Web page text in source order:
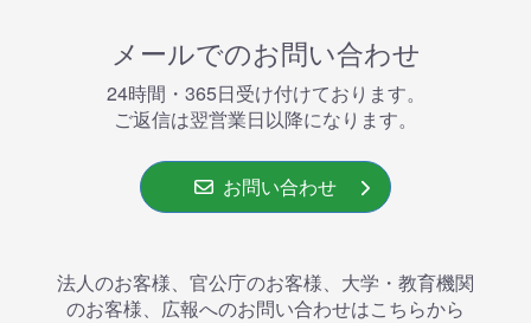
メールでのお問い合わせ
24時間・365⽇受け付けております。
ご返信は翌営業⽇以降になります。
お問い合わせ
法人のお客様、官公庁のお客様、大学・教育機関
のお客様、広報へのお問い合わせはこちらから